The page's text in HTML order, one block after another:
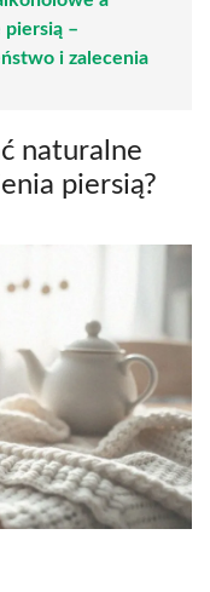
piersią –
i zalecenia
naturalne
piersią?